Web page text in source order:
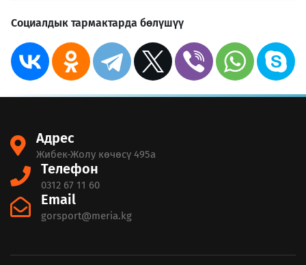
Социалдык тармактарда бөлүшүү
Адрес
Жибек-Жолу көчөсү 495а
Телефон
0312 67 11 60
Email
gorsport@meria.kg